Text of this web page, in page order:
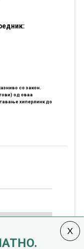
со закон.
од оваа
хиперлинк до